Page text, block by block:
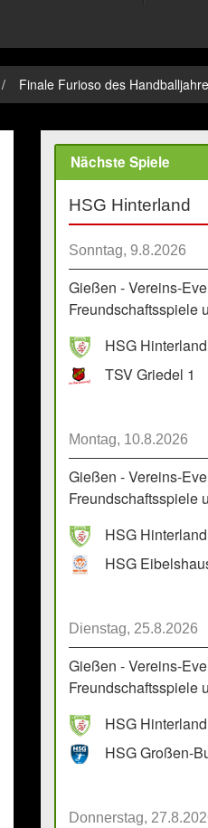
/ Finale Furioso des
Nächste Spiele
HSG Hinterland
Sonntag, 9.8.2026
Gießen - Vereins-
Freundschaftsspiele
HSG Hinterland
TSV Griedel 1
Montag, 10.8.2026
Gießen - Vereins-
Freundschaftsspiele
HSG Hinterland
Dienstag, 25.8.2026
Gießen - Vereins-
Freundschaftsspiele
HSG Hinterland
HSG Großen-
Donnerstag,